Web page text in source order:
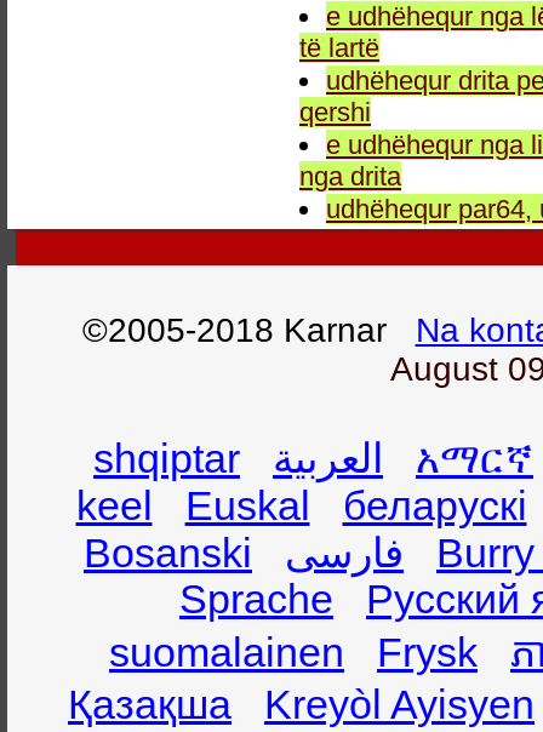
e udhëhequr nga
të lartë
udhëhequr drita
qershi
e udhëhequr nga
nga drita
udhëhequr
©2005-2018 Karnar Na
August
shqiptar العربية
አማርኛ
keel
Euskal
беларускі
Bosanski
فارسی
Sprache
Русский
suomalainen
Frysk
ភ
Қазақша
Kreyòl Ayisyen